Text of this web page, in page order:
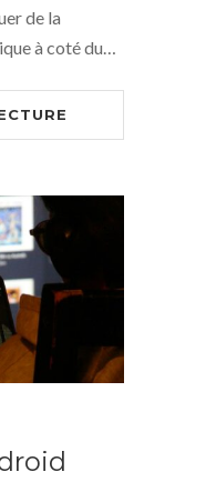
de la
à coté du…